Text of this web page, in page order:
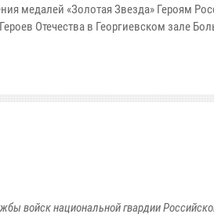
медалей «Золотая Звезда» Героям
Отечества в Георгиевском зале
войск национальной гвардии